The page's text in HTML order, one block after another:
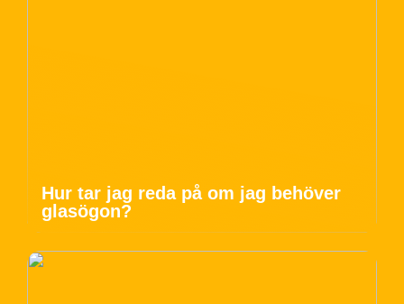
Hur tar jag reda på om jag behöver
glasögon?